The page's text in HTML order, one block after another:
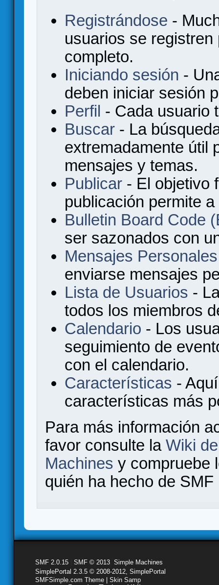
Registrándose -
usuarios se
completo.
Iniciando sesión -
deben iniciar sesión
Perfil - Cada usuario
Buscar - La
extremadamente útil
mensajes y temas.
Publicar - El objetivo
publicación permite
Bulletin Board Code
ser sazonados con
Mensajes Personales
enviarse mensajes
Lista de Usuarios -
todos los miembros
Calendario - Los
seguimiento de
con el calendario.
Características -
características más
Para más información
favor consulte la Wiki
Machines y compruebe
quién ha hecho de
SMF 2.0.15 SMF © 2013 Simple Machines
SimplePortal 2.3.5 © 2008-2012, SimplePortal
SMFSimple.com Theme | Skin Samp